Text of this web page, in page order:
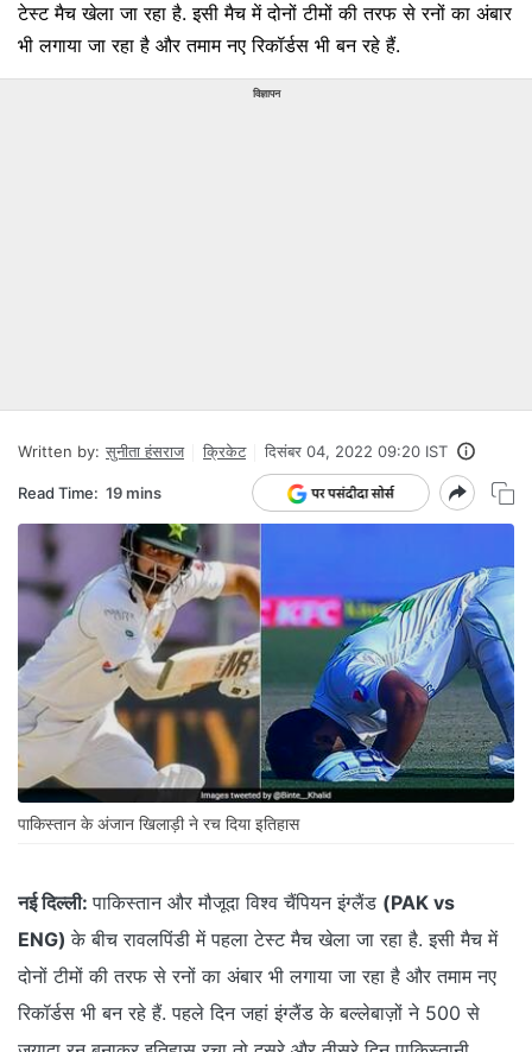
टेस्ट मैच खेला जा रहा है. इसी मैच में दोनों टीमों की तरफ से रनों का अंबार
भी लगाया जा रहा है और तमाम नए रिकॉर्डस भी बन रहे हैं.
विज्ञापन
Written by: सुनीता हंसराज क्रिकेट दिसंबर 04, 2022 09:20 IST
Read Time: 19 mins
पाकिस्तान के अंजान खिलाड़ी ने रच दिया इतिहास
नई दिल्ली: पाकिस्तान और मौजूदा विश्व चैंपियन इंग्लैंड (PAK vs
ENG)के बीच रावलपिंडी में पहला टेस्ट मैच खेला जा रहा है. इसी मैच में
दोनों टीमों की तरफ से रनों का अंबार भी लगाया जा रहा है और तमाम नए
रिकॉर्डस भी बन रहे हैं. पहले दिन जहां इंग्लैंड के बल्लेबाज़ों ने 500 से